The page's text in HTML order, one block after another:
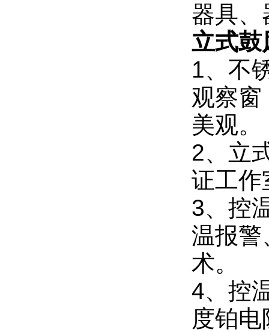
器具、
立式
1、不
观察窗
美观。
2、立
证工作
3、控
温报警
术。
4、控
度铂